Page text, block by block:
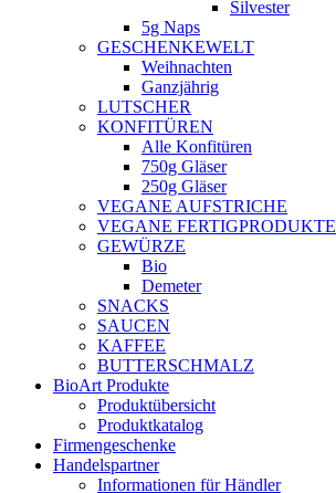
Silvester
5g Naps
GESCHENKEWELT
Weihnachten
Ganzjährig
LUTSCHER
KONFITÜREN
Alle Konfitüren
750g Gläser
250g Gläser
VEGANE AUFSTRICHE
VEGANE FERTIGPRODUKTE
GEWÜRZE
Bio
Demeter
SNACKS
SAUCEN
KAFFEE
BUTTERSCHMALZ
BioArt Produkte
Produktübersicht
Produktkatalog
Firmengeschenke
Handelspartner
Informationen für Händler